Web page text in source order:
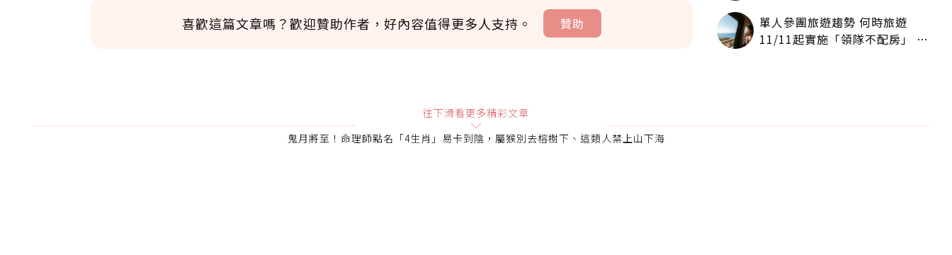
喜歡這篇文章嗎？歡迎贊助作者，好內容值得更多人支持。 贊助
單人參團旅遊趨勢 何時旅遊
11/11起實施「領隊不配房」 落
往下滑看更多精彩文章
鬼月將至！命理師點名「4生肖」易卡到陰，屬猴別去榕樹下、這類人禁上山下海